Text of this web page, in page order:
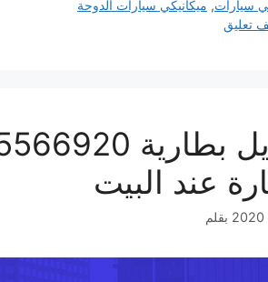
سيارات, ميكانيكي سيارات الدوحة
تعليق
عند البيت
بقلم